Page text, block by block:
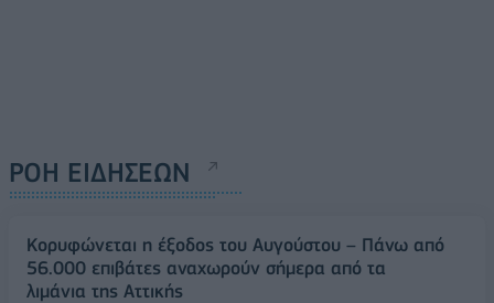
ΡΟΗ ΕΙΔΗΣΕΩΝ
Κορυφώνεται η έξοδος του Αυγούστου – Πάνω από
56.000 επιβάτες αναχωρούν σήμερα από τα
λιμάνια της Αττικής